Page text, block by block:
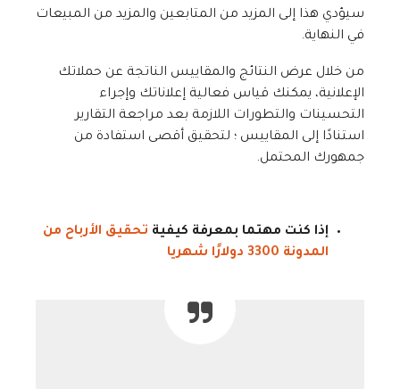
سيؤدي هذا إلى المزيد من المتابعين والمزيد من المبيعات
في النهاية.
من خلال عرض النتائج والمقاييس الناتجة عن حملاتك
الإعلانية، يمكنك قياس فعالية إعلاناتك وإجراء
التحسينات والتطورات اللازمة بعد مراجعة التقارير
استنادًا إلى المقاييس ؛ لتحقيق أقصى استفادة من
جمهورك المحتمل.
إذا كنت مهتما بمعرفة كيفية تحقيق الأرباح من
المدونة 3300 دولارًا شهريا